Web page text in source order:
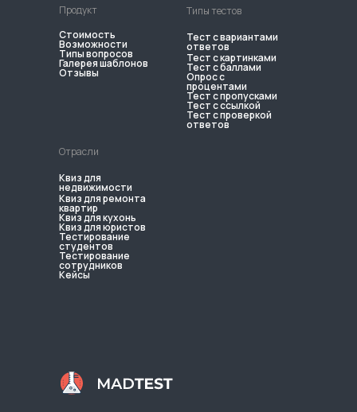
Продукт
Отрасли
Квиз для
недвижимости
Квиз для ремонта
квартир
Квиз для кухонь
Квиз для юристов
Тестирование
студентов
Тестирование
сотрудников
Кейсы
Стоимость
Возможности
Типы вопросов
Галерея шаблонов
Отзывы
Тест с вариантами
ответов
Тест с картинками
Тест с баллами
Опрос с
процентами
Тест с пропусками
Тест с ссылкой
Тест с проверкой
ответов
Типы тестов